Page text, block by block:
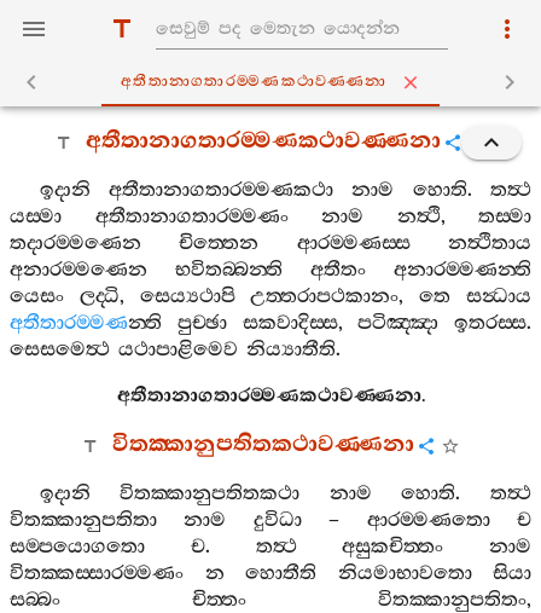
අතීතානාගතාරම‍්මණකථාවණ‍්ණනා
අතීතානාගතාරම‍්මණකථාවණ‍්ණනා
ඉදානි අතීතානාගතාරම‍්මණකථා නාම හොති. තත්‍ථ
යස‍්මා
අතීතානාගතාරම‍්මණං නාම නත්‍ථි, තස‍්මා
තදාරම‍්මණෙන
චිත‍්තෙන ආරම‍්මණස‍්ස
නත්‍ථිතාය
අනාරම‍්මණෙන
භවිතබ‍්බන‍්ති අතීතං
අනාරම‍්මණන‍්ති
යෙසං
ලද‍්ධි, සෙය්‍යථාපි උත‍්තරාපථකානං,තෙ
සන්‍ධාය
අතීතාරම‍්මණන‍්ති පුච‍්ඡා සකවාදිස‍්ස,පටිඤ‍්ඤා ඉතරස‍්ස.
සෙසමෙත්‍ථ යථාපාළිමෙව නිය්‍යාතීති.
අතීතානාගතාරම‍්මණකථාවණ‍්ණනා.
විතක‍්කානුපතිතකථාවණ‍්ණනා
ඉදානි විතක‍්කානුපතිතකථා නාම හොති. තත්‍ථ
විතක‍්කානුපතිතා
නාම දුවිධා– ආරම‍්මණතො
ච
සම‍්පයොගතො
ච. තත්‍ථ අසුකචිත‍්තං
නාම
විතක‍්කස‍්සාරම‍්මණං
න හොතීති නියමාභාවතො
සියා
සබ‍්බං
චිත‍්තං විතක‍්කානුපතිතං,